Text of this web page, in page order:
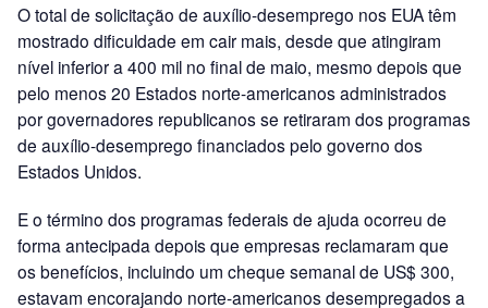
O total de solicitação de auxílio-desemprego nos EUA têm
mostrado dificuldade em cair mais, desde que atingiram
nível inferior a 400 mil no final de maio, mesmo depois que
pelo menos 20 Estados norte-americanos administrados
por governadores republicanos se retiraram dos programas
de auxílio-desemprego financiados pelo governo dos
Estados Unidos.
E o término dos programas federais de ajuda ocorreu de
forma antecipada depois que empresas reclamaram que
os benefícios, incluindo um cheque semanal de US$ 300,
estavam encorajando norte-americanos desempregados a